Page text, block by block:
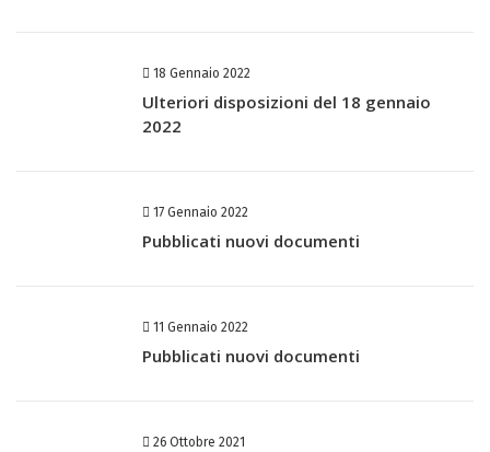
18 Gennaio 2022
Ulteriori disposizioni del 18 gennaio
2022
17 Gennaio 2022
Pubblicati nuovi documenti
11 Gennaio 2022
Pubblicati nuovi documenti
26 Ottobre 2021